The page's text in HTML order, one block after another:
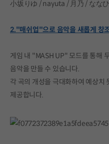
小坂りゆ / nayuta / 月乃 / なな
2."매쉬업"으로 음악을 새롭게 창
게임 내 "MASH UP" 모드를 통해
음악을 만들 수 있습니다.
각 곡의 개성을 극대화하여 예상치
제공합니다.